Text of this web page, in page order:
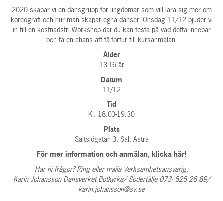
2020 skapar vi en dansgrupp för ungdomar som vill lära sig mer om
koreografi och hur man skapar egna danser. Onsdag 11/12 bjuder vi
in till en kostnadsfri Workshop där du kan testa på vad detta innebär
och få en chans att få förtur till kursanmälan.
Ålder
13-16 år
Datum
11/12
Tid
Kl. 18.00-19.30
Plats
Saltsjögatan 3. Sal: Astra
För mer information och anmälan, klicka här!
Har ni frågor? Ring eller maila Verksamhetsansvarig:
Karin Johansson Dansverket Botkyrka/ Södertälje 073- 525 26 89/
karin.johansson@sv.se